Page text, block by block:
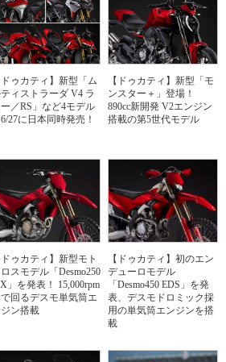
ドゥカティ】新型「ム
ィストラーダ V4 ラ
ー／RS」など4モデル
27に日本同時発売！
【ドゥカティ】新型「モ
ンスター＋」登場！
890cc新開発 V2エンジン
搭載の第5世代モデル
ドゥカティ】新型モト
スモデル「Desmo250
」を発表！ 15,000rpm
で回るデスモ単気筒エ
ン搭載
【ドゥカティ】初のエン
デューロモデル
「Desmo450 EDS」を発
表、デスモドロミック採
用の単気筒エンジンを搭
載